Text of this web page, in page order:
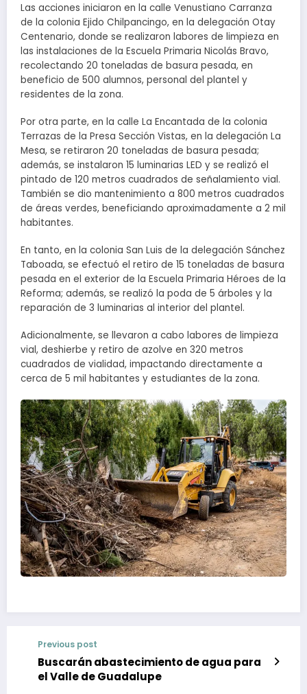
Las acciones iniciaron en la calle Venustiano Carranza
de la colonia Ejido Chilpancingo, en la delegación Otay
Centenario, donde se realizaron labores de limpieza en
las instalaciones de la Escuela Primaria Nicolás Bravo,
recolectando 20 toneladas de basura pesada, en
beneficio de 500 alumnos, personal del plantel y
residentes de la zona.
Por otra parte, en la calle La Encantada de la colonia
Terrazas de la Presa Sección Vistas, en la delegación La
Mesa, se retiraron 20 toneladas de basura pesada;
además, se instalaron 15 luminarias LED y se realizó el
pintado de 120 metros cuadrados de señalamiento vial.
También se dio mantenimiento a 800 metros cuadrados
de áreas verdes, beneficiando aproximadamente a 2 mil
habitantes.
En tanto, en la colonia San Luis de la delegación Sánchez
Taboada, se efectuó el retiro de 15 toneladas de basura
pesada en el exterior de la Escuela Primaria Héroes de la
Reforma; además, se realizó la poda de 5 árboles y la
reparación de 3 luminarias al interior del plantel.
Adicionalmente, se llevaron a cabo labores de limpieza
vial, deshierbe y retiro de azolve en 320 metros
cuadrados de vialidad, impactando directamente a
cerca de 5 mil habitantes y estudiantes de la zona.
Previous post
Buscarán abastecimiento de agua para
el Valle de Guadalupe